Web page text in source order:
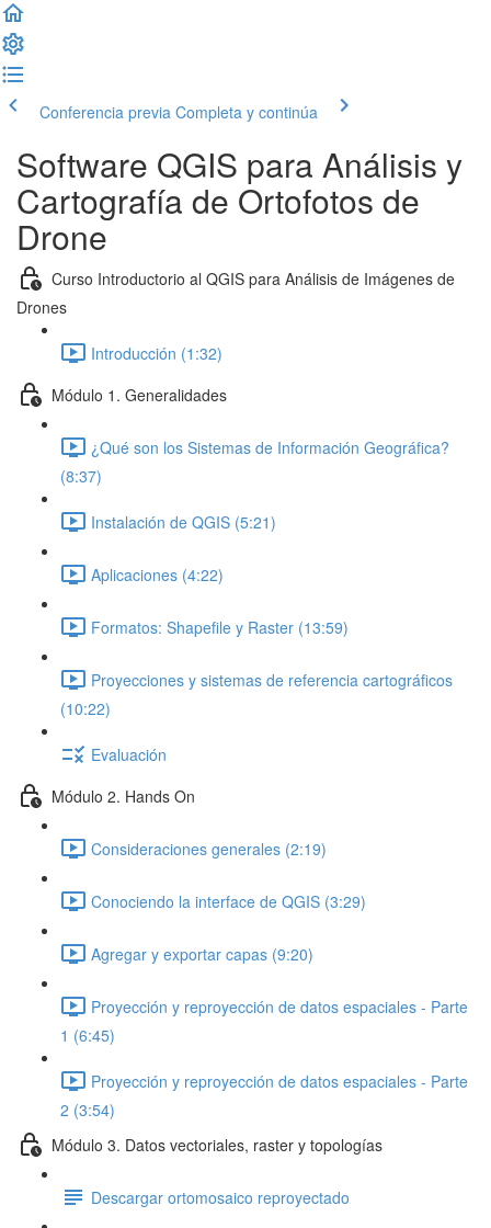
Conferencia previa Completa y continúa
Software QGIS para Análisis y
Cartografía de Ortofotos de
Drone
Curso Introductorio al QGIS para Análisis de Imágenes de
Drones
Introducción (1:32)
Módulo 1. Generalidades
¿Qué son los Sistemas de Información Geográfica?
(8:37)
Instalación de QGIS (5:21)
Aplicaciones (4:22)
Formatos: Shapefile y Raster (13:59)
Proyecciones y sistemas de referencia cartográficos
(10:22)
Evaluación
Módulo 2. Hands On
Consideraciones generales (2:19)
Conociendo la interface de QGIS (3:29)
Agregar y exportar capas (9:20)
Proyección y reproyección de datos espaciales - Parte
1 (6:45)
Proyección y reproyección de datos espaciales - Parte
2 (3:54)
Módulo 3. Datos vectoriales, raster y topologías
Descargar ortomosaico reproyectado